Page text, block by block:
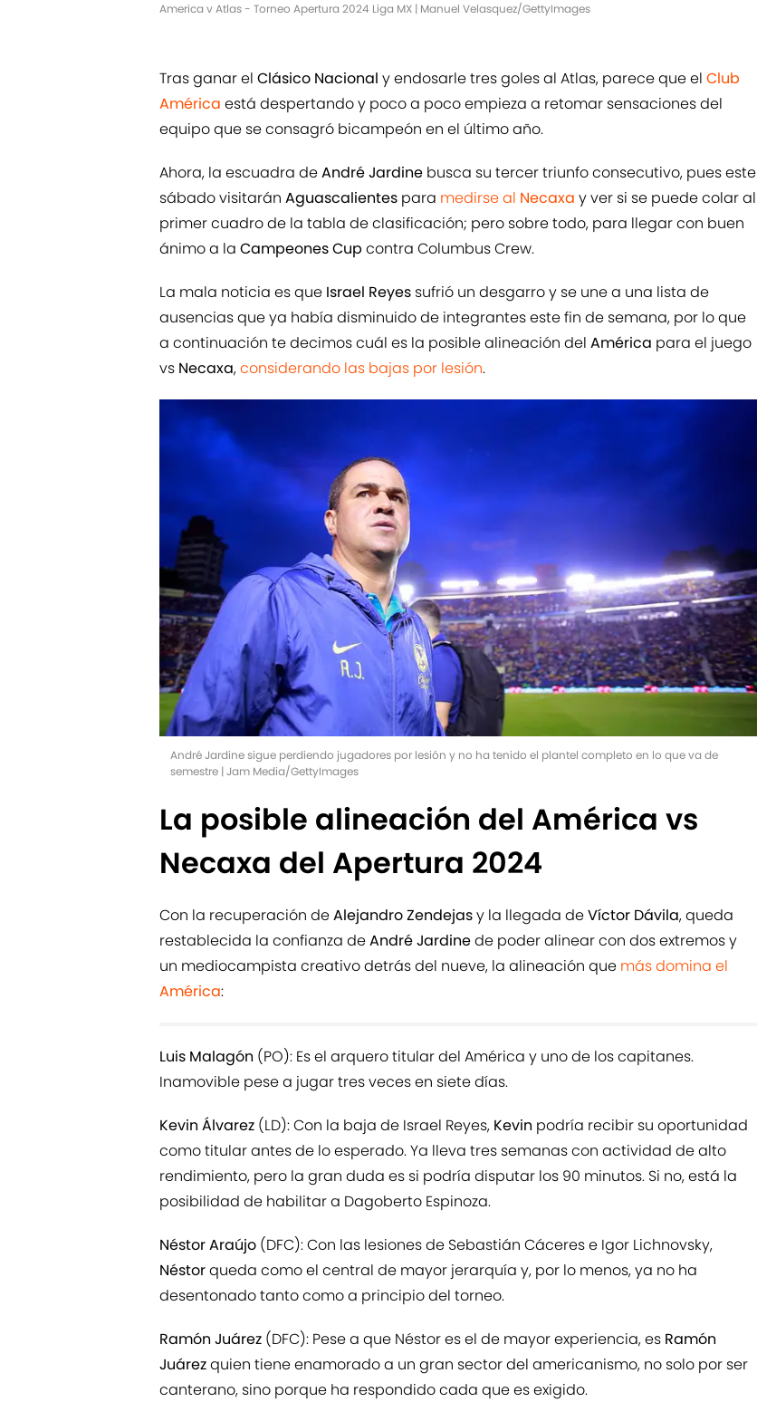
America v Atlas - Torneo Apertura 2024 Liga MX | Manuel Velasquez/GettyImages
Tras ganar el Clásico Nacional y endosarle tres goles al Atlas, parece que el Club
América está despertando y poco a poco empieza a retomar sensaciones del
equipo que se consagró bicampeón en el último año.
Ahora, la escuadra deAndré Jardine busca su tercer triunfo consecutivo, pues este
sábado visitarán Aguascalientes para medirse al Necaxa y ver si se puede colar al
primer cuadro de la tabla de clasificación; pero sobre todo, para llegar con buen
ánimo a la Campeones Cup contra Columbus Crew.
La mala noticia es que Israel Reyes sufrió un desgarro y se une a una lista de
ausencias que ya había disminuido de integrantes este fin de semana, por lo que
a continuación te decimos cuál es la posible alineación del América para el juego
vs Necaxa,considerando las bajas por lesión.
André Jardine sigue perdiendo jugadores por lesión y no ha tenido el plantel completo en lo que va de
semestre | Jam Media/GettyImages
La posible alineación del América vs
Necaxa del Apertura 2024
Con la recuperación deAlejandro Zendejasy la llegada deVíctor Dávila, queda
restablecida la confianza deAndré Jardinede poder alinear con dos extremos y
un mediocampista creativo detrás del nueve, la alineación que más domina el
América:
Luis Malagón (PO): Es el arquero titular del América y uno de los capitanes.
Inamovible pese a jugar tres veces en siete días.
Kevin Álvarez (LD): Con la baja de Israel Reyes, Kevin podría recibir su oportunidad
como titular antes de lo esperado. Ya lleva tres semanas con actividad de alto
rendimiento, pero la gran duda es si podría disputar los 90 minutos. Si no, está la
posibilidad de habilitar a Dagoberto Espinoza.
Néstor Araújo (DFC): Con las lesiones de Sebastián Cáceres e Igor Lichnovsky,
Néstorqueda como el central de mayor jerarquía y, por lo menos, ya no ha
desentonado tanto como a principio del torneo.
Ramón Juárez (DFC): Pese a que Néstor es el de mayor experiencia, es Ramón
Juárezquien tiene enamorado a un gran sector del americanismo, no solo por ser
canterano, sino porque ha respondido cada que es exigido.